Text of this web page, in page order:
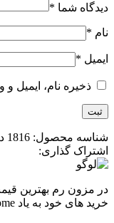
دیدگاه شما *
نام *
ایمیل *
ذخیره نام، ایمیل
شناسه محصول: 1816
اشتراک گذاری:
در مزون رم بهترین
خرید های خود به یاد mezon rome باشید